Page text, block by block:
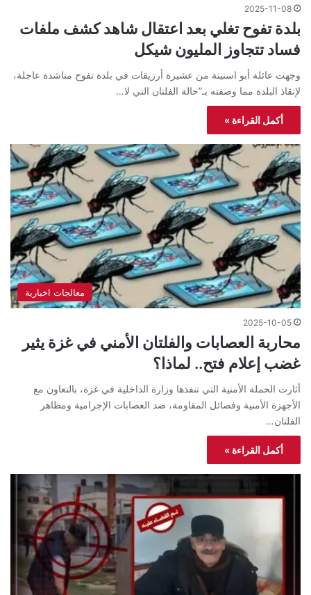
2025-11-08
بلدة تفوح تغلي بعد اعتقال شاهد كشف ملفات
فساد تتجاوز المليون شيكل
وجهت عائلة أبو اسنينة من عشيرة أرزيقات في بلدة تفوح مناشدة عاجلة،
لإنقاذ البلدة مما وصفته بـ”حالة الفلتان التي لا…
أكمل القراءة »
معالجات اخبارية
2025-10-05
محاربة العصابات والفلتان الأمني في غزة يثير
غضب إعلام فتح.. لماذا؟
أثارت الحملة الأمنية التي تنفذها وزارة الداخلية في غزة، بالتعاون مع
الأجهزة الأمنية وفصائل المقاومة، ضد العصابات الإجرامية ومظاهر
الفلتان…
أكمل القراءة »